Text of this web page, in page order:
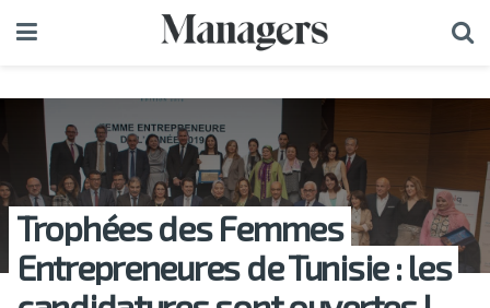
Trophées des Femmes
Entrepreneures de Tunisie : les